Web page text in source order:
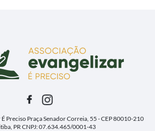
PrecisoPraça Senador Correia, 55 - CEP 80010-210
PRCNPJ: 07.634.465/0001-43